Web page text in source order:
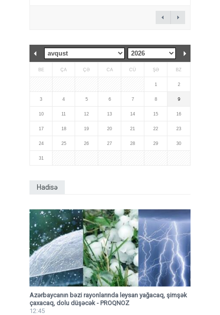
BE ÇA ÇƏ CA CÜ ŞƏ BZ
1 2
3 4 5 6 7 8 9
10 11 12 13 14 15 16
17 18 19 20 21 22 23
24 25 26 27 28 29 30
31
Hadisə
Azərbaycanın bəzi rayonlarında leysan yağacaq, şimşək
çaxacaq, dolu düşəcək - PROQNOZ
12:45